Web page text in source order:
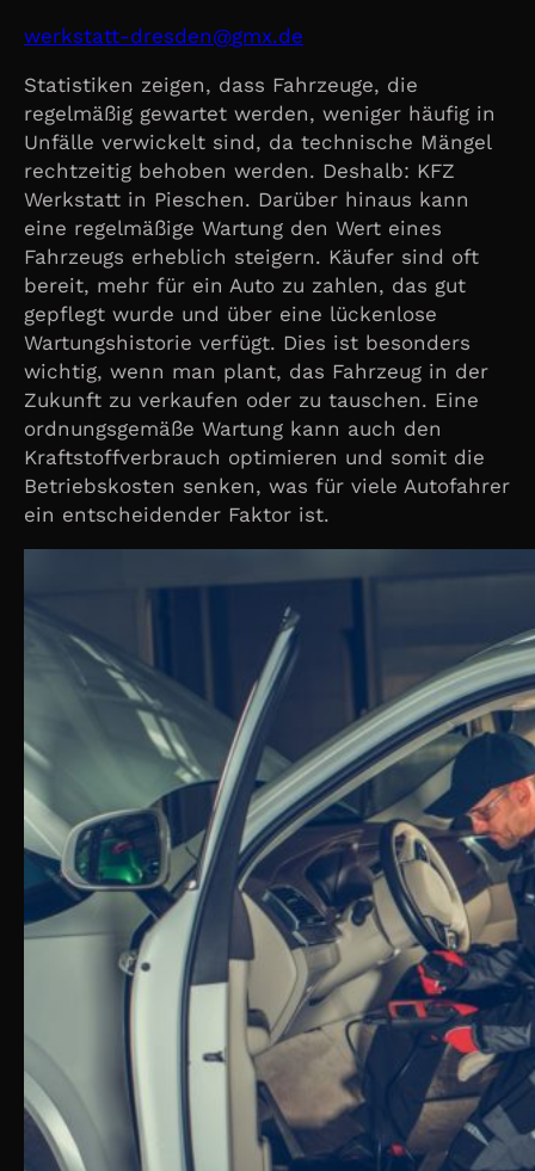
ed.xmg
@nedserd-ttatskrew
Statistiken zeigen, dass Fahrzeuge, die
regelmäßig gewartet werden, weniger häufig in
Unfälle verwickelt sind, da technische Mängel
rechtzeitig behoben werden. Deshalb: KFZ
Werkstatt in Pieschen. Darüber hinaus kann
eine regelmäßige Wartung den Wert eines
Fahrzeugs erheblich steigern. Käufer sind oft
bereit, mehr für ein Auto zu zahlen, das gut
gepflegt wurde und über eine lückenlose
Wartungshistorie verfügt. Dies ist besonders
wichtig, wenn man plant, das Fahrzeug in der
Zukunft zu verkaufen oder zu tauschen. Eine
ordnungsgemäße Wartung kann auch den
Kraftstoffverbrauch optimieren und somit die
Betriebskosten senken, was für viele Autofahrer
ein entscheidender Faktor ist.